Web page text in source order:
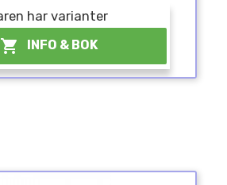
har varianter
 INFO & BOK